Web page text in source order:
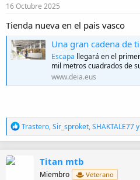
16 Octubre 2025
Tienda nueva en el pais vasco
Una gran cadena de tiendas de
Escapa llegará en el
mil metros cuadrados de
www.deia.eus
R
e
a
Trastero,Sir_sproket,SHAKTALE77
Titan mtb
Miembro Veterano